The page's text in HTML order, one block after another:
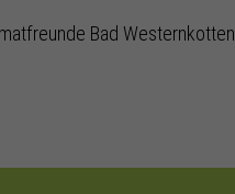
Bad Westernkotten